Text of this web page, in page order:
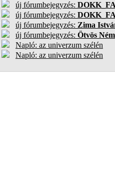
új fórumbejegyzés:
új fórumbejegyzés:
új fórumbejegyzés: Zima
új fórumbejegyzés: Ötvös
Napló: az univerzum szélén
Napló: az univerzum szélén